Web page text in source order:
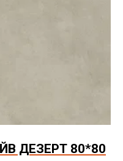
ДЕЗЕРТ 80*80